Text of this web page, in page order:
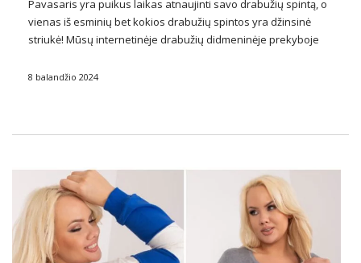
Pavasaris yra puikus laikas atnaujinti savo drabužių spintą, o
vienas iš esminių bet kokios drabužių spintos yra džinsinė
striukė! Mūsų internetinėje drabužių didmeninėje prekyboje
tik madingas pavasario stiliaus priedas, bet ir …
8 balandžio 2024